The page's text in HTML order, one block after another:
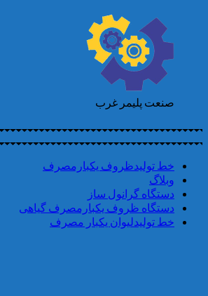
صنعت پلیمر غرب
خط تولیدظروف یکبارمصرف
وبلاگ
دستگاه گرانول ساز
دستگاه ظروف یکبارمصرف گیاهی
خط تولیدلیوان یکبار مصرف